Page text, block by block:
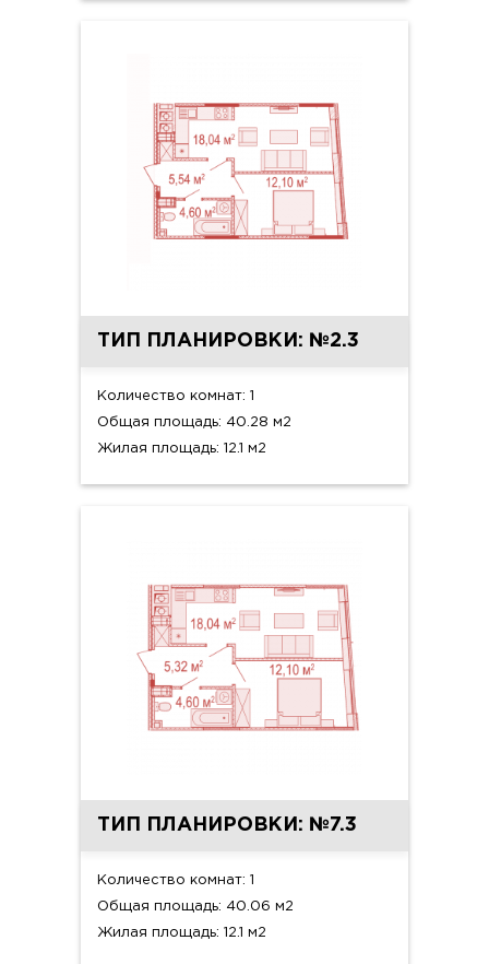
ТИП ПЛАНИРОВКИ: №2.3
Количество комнат: 1
Общая площадь: 40.28 м2
Жилая площадь: 12.1 м2
ТИП ПЛАНИРОВКИ: №7.3
Количество комнат: 1
Общая площадь: 40.06 м2
Жилая площадь: 12.1 м2